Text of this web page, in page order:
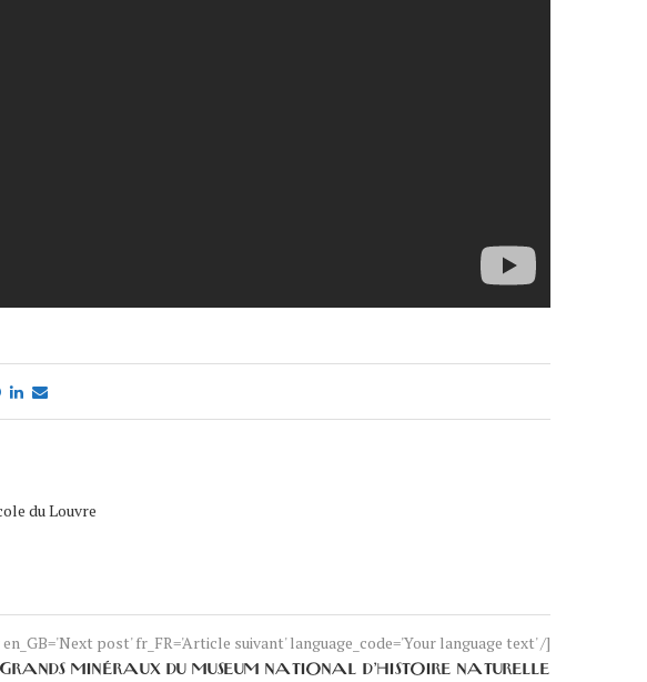
du Louvre
post' fr_FR='Article suivant' language_code='Your language text' /]
GRANDS MINÉRAUX DU MUSEUM NATIONAL D’HISTOIRE NATURELLE